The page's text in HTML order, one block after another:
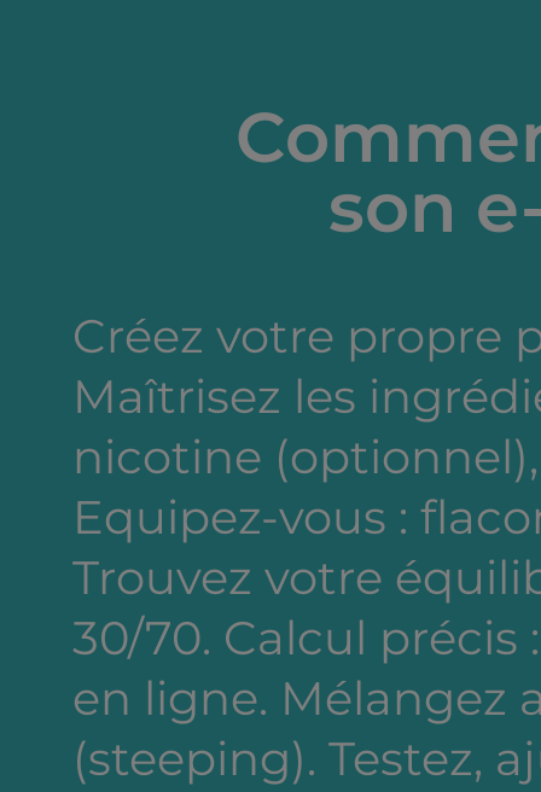
son
Créez votre propre
Maîtrisez les
nicotine
Equipez-vous :
Trouvez votre
30/70. Calcul
en ligne. Mélangez
(steeping). Testez,